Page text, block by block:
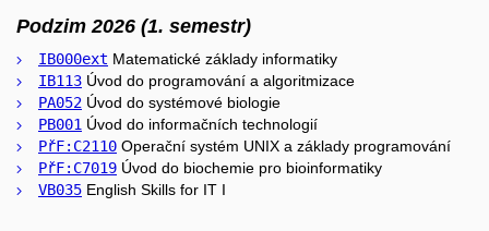
Podzim 2026 (1. semestr)
IB000ext Matematické základy informatiky
IB113 Úvod do programování a algoritmizace
PA052 Úvod do systémové biologie
PB001 Úvod do informačních technologií
PřF:C2110 Operační systém UNIX a základy programování
PřF:C7019 Úvod do biochemie pro bioinformatiky
VB035 English Skills for IT I